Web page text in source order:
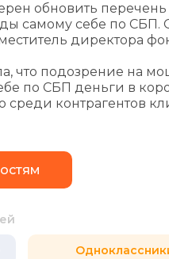
обновить
самому себе по СБП.
директора
что подозрение на
по СБП деньги в
среди контрагентов